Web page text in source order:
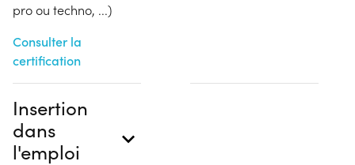
pro ou techno, ...)
Consulter la
certification
Insertion
dans
l'emploi